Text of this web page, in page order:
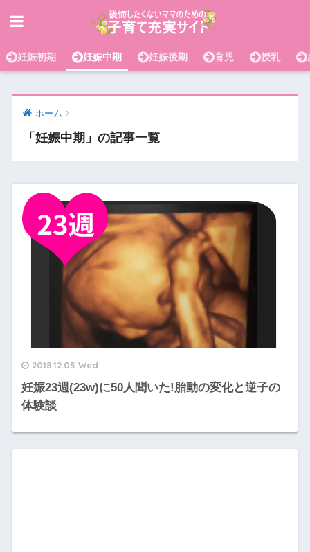
妊娠初期 妊娠中期 妊娠後期 育児 授乳
ホーム
「妊娠中期」の記事一覧
2018.12.05 Wed
妊娠23週(23w)に50人聞いた!胎動の変化と逆子の
体験談